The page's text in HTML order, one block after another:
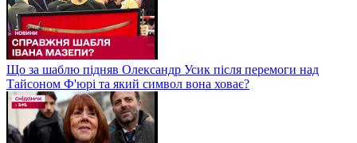
Що за шаблю підняв Олександр Усик після перемоги над
Тайсоном Ф'юрі та який символ вона ховає?